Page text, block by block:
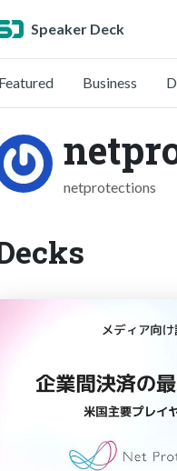
Speaker Deck
Featured Business
netprotections